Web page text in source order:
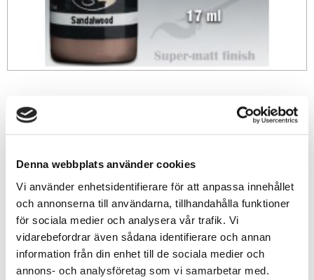
Denna webbplats använder cookies
Vi använder enhetsidentifierare för att anpassa innehållet
och annonserna till användarna, tillhandahålla funktioner
för sociala medier och analysera vår trafik. Vi
vidarebefordrar även sådana identifierare och annan
information från din enhet till de sociala medier och
annons- och analysföretag som vi samarbetar med.
49sek
Lägg till i favoriter
Lagerstatus
Artikelnr
SC026
Leveranstid
skickas från oss inom 0-1 vardagar